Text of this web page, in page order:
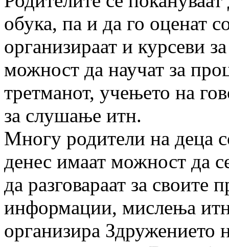
обука, па и да го оценат
организираат и курсеви
можност да научат за
третманот, учењето на
за слушање итн.
Многу родители на деца
денес имаат можност да
да разговараат за своите
информации, мислења
организира Здружението